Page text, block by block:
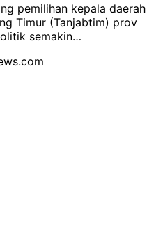
pemilihan kepala daerah
Timur (Tanjabtim) prov
semakin…